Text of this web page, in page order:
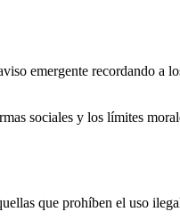
emergente recordando a
sociales y los límites
que prohíben el uso